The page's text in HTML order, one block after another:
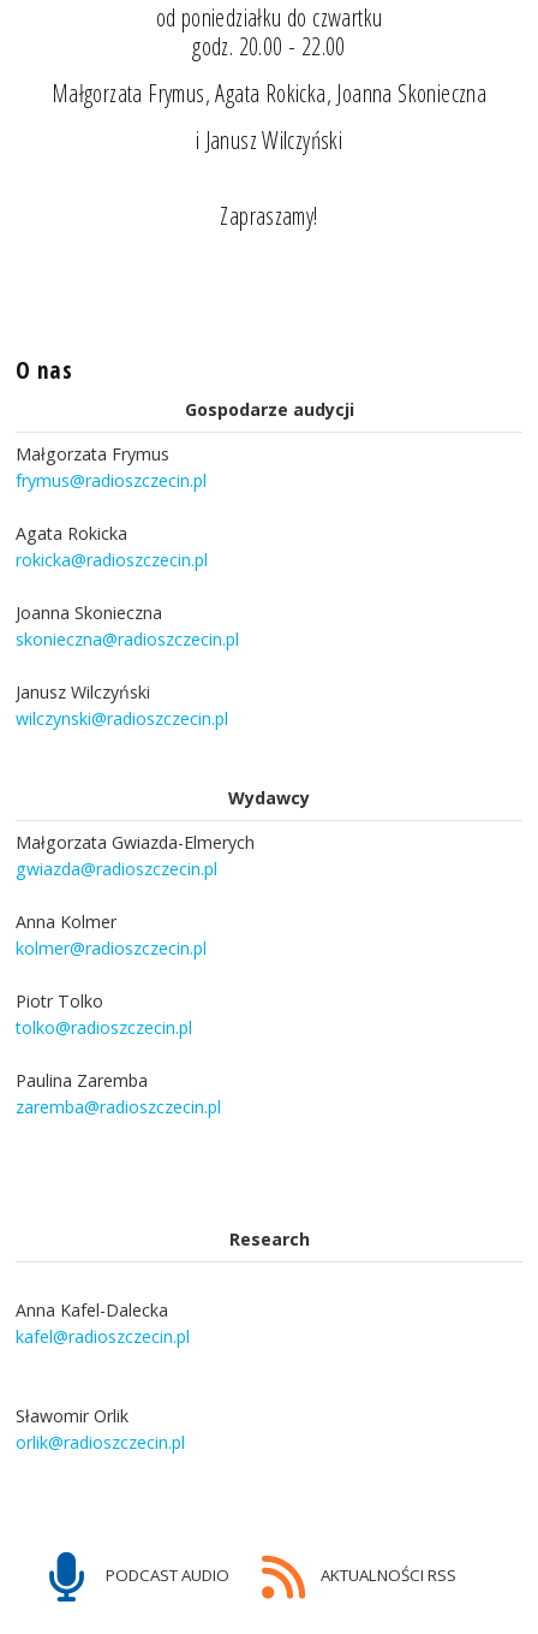
od poniedziałku do czwartku
godz. 20.00 - 22.00
Małgorzata Frymus, Agata Rokicka, Joanna Skonieczna
i Janusz Wilczyński
Zapraszamy!
O nas
Gospodarze audycji
Małgorzata Frymus
frymus@radioszczecin.pl
Agata Rokicka
rokicka@radioszczecin.pl
Joanna Skonieczna
skonieczna@radioszczecin.pl
Janusz Wilczyński
wilczynski@radioszczecin.pl
Wydawcy
Małgorzata Gwiazda-Elmerych
gwiazda@radioszczecin.pl
Anna Kolmer
kolmer@radioszczecin.pl
Piotr Tolko
tolko@radioszczecin.pl
Paulina Zaremba
zaremba@radioszczecin.pl
Research
Anna Kafel-Dalecka
kafel@radioszczecin.pl
Sławomir Orlik
orlik@radioszczecin.pl
PODCAST AUDIO AKTUALNOŚCI RSS